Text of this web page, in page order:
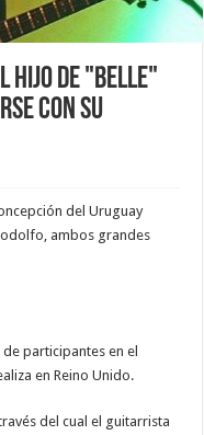
hijo de "Belle"
con su
del Uruguay
ambos grandes
participantes en el
en Reino Unido.
del cual el guitarrista